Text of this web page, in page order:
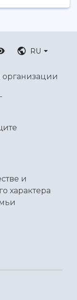
организации
RU
организации
и
характера